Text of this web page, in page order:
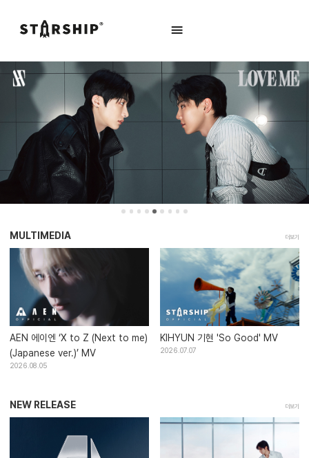
MULTIMEDIA 더보기
AEN 에이엔 ‘X to Z (Next to me)
(Japanese ver.)’ MV
2026.08.05
KIHYUN 기현 'So Good' MV
2026.07.07
NEW RELEASE 더보기